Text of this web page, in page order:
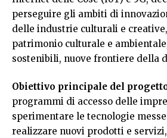
perseguire gli ambiti di
delle industrie culturali e
patrimonio culturale e
sostenibili, nuove frontiere della
Obiettivo principale del
programmi di accesso delle
sperimentare le tecnologie
realizzare nuovi prodotti e